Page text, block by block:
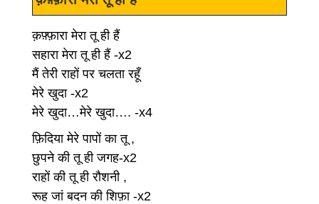
क़फ़्फ़ारा मेरा तू ही हैं
सहारा मेरा तू ही हैं -x2
मैं तेरी राहों पर चलता रहूँ
मेरे खुदा -x2
मेरे खुदा…मेरे खुदा…. -x4
फ़िदिया मेरे पापों का तू ,
छुपने की तू ही जगह-x2
राहों की तू ही रौशनी ,
रूह जां बदन की शिफ़ा -x2